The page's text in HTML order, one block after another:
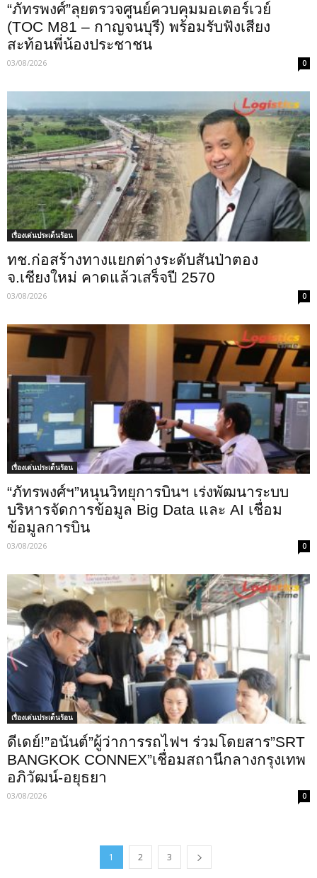
“ภัทรพงศ์”ลุยตรวจศูนย์ควบคุมมอเตอร์เวย์
(TOC M81 – กาญจนบุรี)​ พร้อมรับฟังเสียง
สะท้อนพี่น้องประชาชน
03/08/2026 0
เรื่องเด่นประเด็นร้อน
ทช.ก่อสร้างทางแยกต่างระดับสันป่าตอง
จ.เชียงใหม่ คาดแล้วเสร็จปี 2570
03/08/2026 0
เรื่องเด่นประเด็นร้อน
“ภัทรพงศ์ฯ”หนุนวิทยุการบินฯ เร่งพัฒนาระบบ
บริหารจัดการข้อมูล Big Data และ AI เชื่อม
ข้อมูลการบิน
03/08/2026 0
เรื่องเด่นประเด็นร้อน
ดีเดย์!”อนันต์”ผู้ว่าการรถไฟฯ ร่วมโดยสาร”SRT
BANGKOK CONNEX”เชื่อมสถานีกลางกรุงเทพ
อภิวัฒน์-อยุธยา
03/08/2026 0
1 2 3